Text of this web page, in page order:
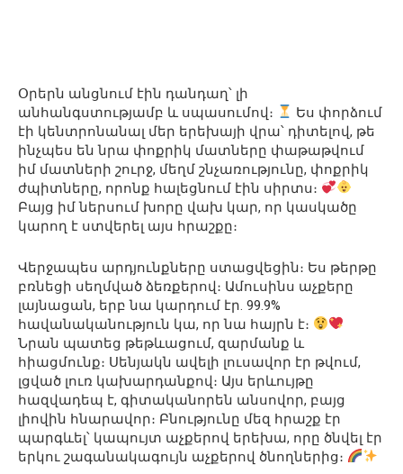
Օրերն անցնում էին դանդաղ՝ լի
անհանգստությամբ և սպասումով։
Ես փորձում
էի կենտրոնանալ մեր երեխայի վրա՝ դիտելով, թե
ինչպես են նրա փոքրիկ մատները փաթաթվում
իմ մատների շուրջ, մեղմ շնչառությունը, փոքրիկ
ժպիտները, որոնք հալեցնում էին սիրտս։
Բայց իմ ներսում խորը վախ կար, որ կասկածը
կարող է ստվերել այս հրաշքը։
Վերջապես արդյունքները ստացվեցին։ Ես թերթը
բռնեցի սեղմված ձեռքերով։ Ամուսինս աչքերը
լայնացան, երբ նա կարդում էր. 99.9%
հավանականություն կա, որ նա հայրն է։
Նրան պատեց թեթևացում, զարմանք և
հիացմունք։ Սենյակն ավելի լուսավոր էր թվում,
լցված լուռ կախարդանքով։ Այս երևույթը
հազվադեպ է, գիտականորեն անսովոր, բայց
լիովին հնարավոր։ Բնությունը մեզ հրաշք էր
պարգևել՝ կապույտ աչքերով երեխա, որը ծնվել էր
երկու շագանակագույն աչքերով ծնողներից։